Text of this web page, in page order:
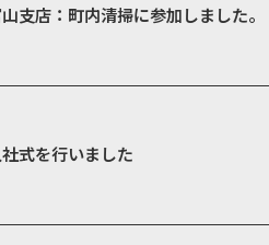
支店：町内清掃に参加しました。
式を行いました